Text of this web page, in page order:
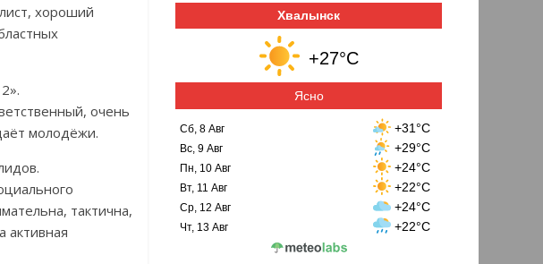
хороший
очень
молодёжи.
тактична,
активная
Хвалынск
+27°C
Ясно
Сб, 8 Авг +31°C
Вс, 9 Авг +29°C
Пн, 10 Авг +24°C
Вт, 11 Авг +22°C
Ср, 12 Авг +24°C
Чт, 13 Авг +22°C